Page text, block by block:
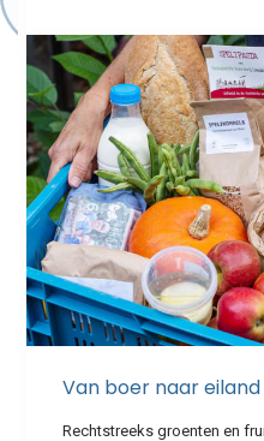
Van boer naar eiland
Rechtstreeks groenten en